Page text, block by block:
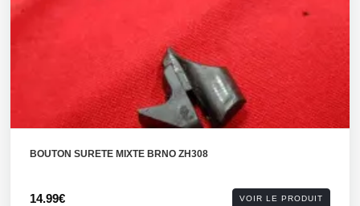
BOUTON SURETE MIXTE BRNO ZH308
14.99€ VOIR LE PRODUIT